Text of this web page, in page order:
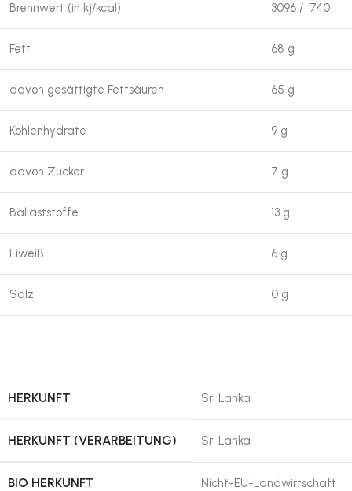
Brennwert (in kj/kcal) 3096 / 740
Fett 68 g
davon gesättigte Fettsäuren 65 g
Kohlenhydrate 9 g
davon Zucker 7 g
Ballaststoffe 13 g
Eiweiß 6 g
Salz 0 g
HERKUNFT Sri Lanka
HERKUNFT (VERARBEITUNG) Sri Lanka
BIO HERKUNFT Nicht-EU-Landwirtschaft